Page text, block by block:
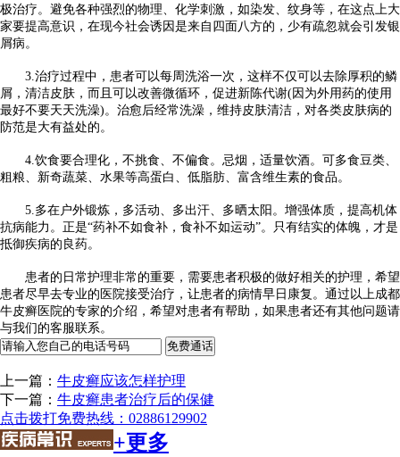
极治疗。避免各种强烈的物理、化学刺激，如染发、纹身等，在这点上大
家要提高意识，在现今社会诱因是来自四面八方的，少有疏忽就会引发银
屑病。
3.治疗过程中，患者可以每周洗浴一次，这样不仅可以去除厚积的鳞
屑，清洁皮肤，而且可以改善微循环，促进新陈代谢(因为外用药的使用
最好不要天天洗澡)。治愈后经常洗澡，维持皮肤清洁，对各类皮肤病的
防范是大有益处的。
4.饮食要合理化，不挑食、不偏食。忌烟，适量饮酒。可多食豆类、
粗粮、新奇蔬菜、水果等高蛋白、低脂肪、富含维生素的食品。
5.多在户外锻炼，多活动、多出汗、多晒太阳。增强体质，提高机体
抗病能力。正是“药补不如食补，食补不如运动”。只有结实的体魄，才是
抵御疾病的良药。
患者的日常护理非常的重要，需要患者积极的做好相关的护理，希望
患者尽早去专业的医院接受治疗，让患者的病情早日康复。通过以上成都
牛皮癣医院的专家的介绍，希望对患者有帮助，如果患者还有其他问题请
与我们的客服联系。
上一篇： 牛皮癣应该怎样护理
下一篇： 牛皮癣患者治疗后的保健
点击拨打免费热线：02886129902
+更多